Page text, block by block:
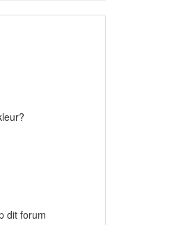
dit forum